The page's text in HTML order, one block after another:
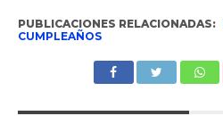
PUBLICACIONES RELACIONADAS:
CUMPLEAÑOS